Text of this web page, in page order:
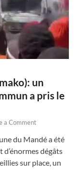
un
a pris le
a Comment
du Mandé a été
d’énormes dégâts
sur place, un